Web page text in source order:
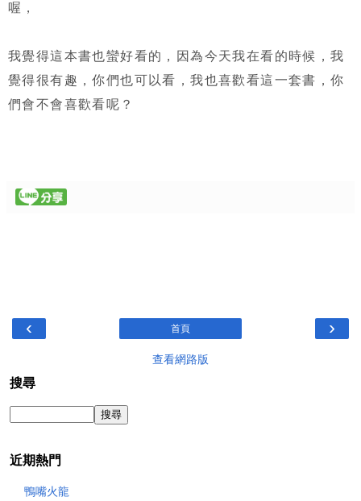
喔，
我覺得這本書也蠻好看的，因為今天我在看的時候，我
覺得很有趣，你們也可以看，我也喜歡看這一套書，你
們會不會喜歡看呢？
‹ ›
首頁
查看網路版
搜尋
近期熱門
鴨嘴火龍